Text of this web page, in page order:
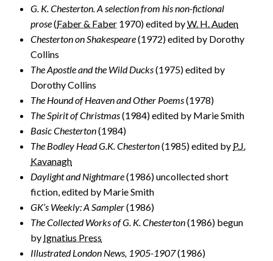
G. K. Chesterton. A selection from his non-fictional
prose(Faber & Faber 1970) edited byW. H. Auden
Chesterton on Shakespeare(1972) edited by Dorothy
Collins
The Apostle and the Wild Ducks(1975) edited by
Dorothy Collins
The Hound of Heaven and Other Poems(1978)
The Spirit of Christmas(1984) edited by Marie Smith
Basic Chesterton(1984)
The Bodley Head G.K. Chesterton(1985) edited by P.J.
Kavanagh
Daylight and Nightmare(1986) uncollected short
fiction, edited by Marie Smith
GK’s Weekly: A Sampler(1986)
The Collected Works of G. K. Chesterton(1986) begun
by Ignatius Press
Illustrated London News, 1905-1907(1986)